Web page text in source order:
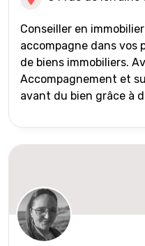
Conseiller en
accompagne dans vos
de biens immobiliers. Avis de valeur offert
Accompagnement et
avant du bien grâce à
international)
acquéreurs auprès de
réseau Iad France et